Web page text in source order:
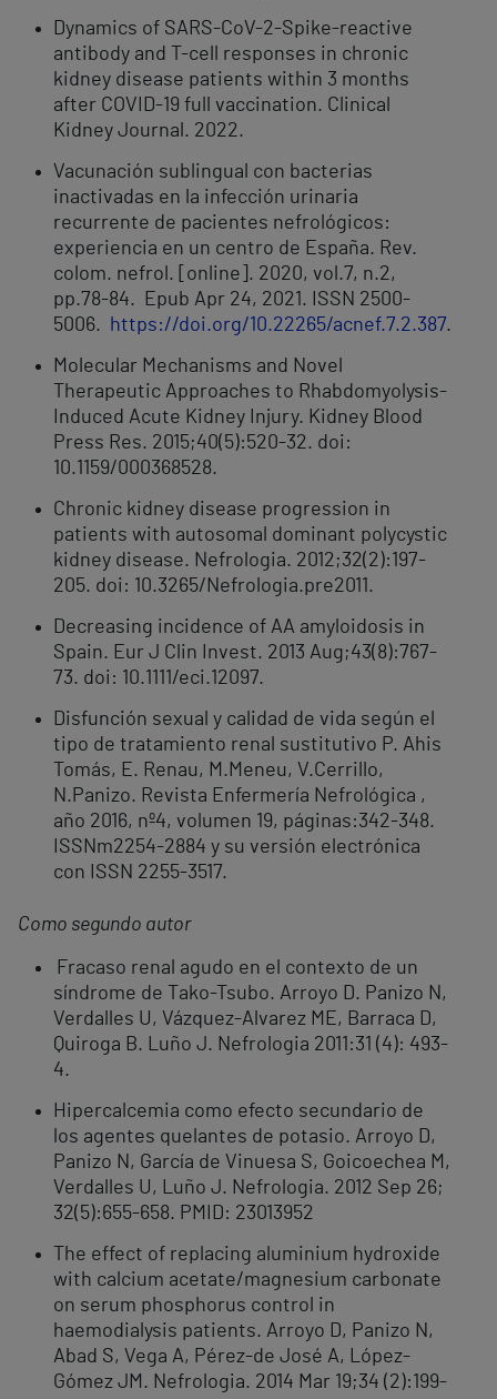
Dynamics of SARS-CoV-2-Spike-reactive
antibody and T-cell responses in chronic
kidney disease patients within 3 months
after COVID-19 full vaccination. Clinical
Kidney Journal. 2022.
Vacunación sublingual con bacterias
inactivadas en la infección urinaria
recurrente de pacientes nefrológicos:
experiencia en un centro de España. Rev.
colom. nefrol. [online]. 2020, vol.7, n.2,
pp.78-84. Epub Apr 24, 2021. ISSN 2500-
5006.
https://doi.org/10.22265/acnef.7.2.387.
Molecular Mechanisms and Novel
Therapeutic Approaches to Rhabdomyolysis-
Induced Acute Kidney Injury. Kidney Blood
Press Res. 2015;40(5):520-32. doi:
10.1159/000368528.
Chronic kidney disease progression in
patients with autosomal dominant polycystic
kidney disease. Nefrologia. 2012;32(2):197-
205. doi: 10.3265/Nefrologia.pre2011.
Decreasing incidence of AA amyloidosis in
Spain. Eur J Clin Invest. 2013 Aug;43(8):767-
73. doi: 10.1111/eci.12097.
Disfunción sexual y calidad de vida según el
tipo de tratamiento renal sustitutivo P. Ahis
Tomás, E. Renau, M.Meneu, V.Cerrillo,
N.Panizo. Revista Enfermería Nefrológica ,
año 2016, nº4, volumen 19, páginas:342-348.
ISSNm2254-2884 y su versión electrónica
con ISSN 2255-3517.
Como segundo autor
Fracaso renal agudo en el contexto de un
síndrome de Tako-Tsubo. Arroyo D. Panizo N,
Verdalles U, Vázquez-Alvarez ME, Barraca D,
Quiroga B. Luño J. Nefrologia 2011:31 (4): 493-
4.
Hipercalcemia como efecto secundario de
los agentes quelantes de potasio. Arroyo D,
Panizo N, García de Vinuesa S, Goicoechea M,
Verdalles U, Luño J. Nefrologia. 2012 Sep 26;
32(5):655-658. PMID: 23013952
The effect of replacing aluminium hydroxide
with calcium acetate/magnesium carbonate
on serum phosphorus control in
haemodialysis patients. Arroyo D, Panizo N,
Abad S, Vega A, Pérez-de José A, López-
Gómez JM. Nefrologia. 2014 Mar 19;34 (2):199-